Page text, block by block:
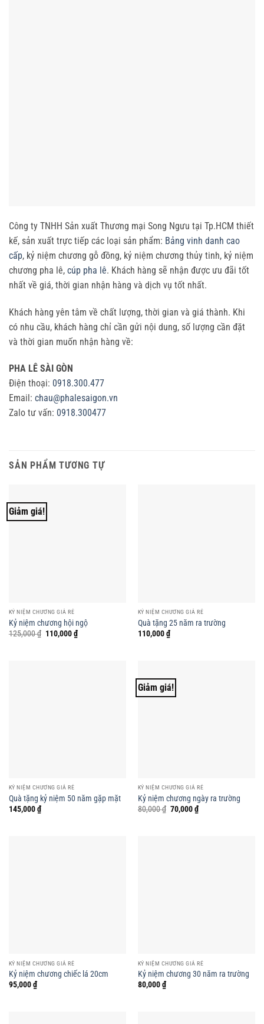
Công ty TNHH Sản xuất Thương mại Song Ngưu tại Tp.HCM thiết
kế, sản xuất trực tiếp các loại sản phẩm: Bảng vinh danh cao
cấp, kỷ niệm chương gỗ đồng, kỷ niệm chương thủy tinh, kỷ niệm
chương pha lê, cúp pha lê. Khách hàng sẽ nhận được ưu đãi tốt
nhất về giá, thời gian nhận hàng và dịch vụ tốt nhất.
Khách hàng yên tâm về chất lượng, thời gian và giá thành. Khi
có nhu cầu, khách hàng chỉ cần gửi nội dung, số lượng cần đặt
và thời gian muốn nhận hàng về:
PHA LÊ SÀI GÒN
Điện thoại: 0918.300.477
Email: chau@phalesaigon.vn
Zalo tư vấn: 0918.300477
SẢN PHẨM TƯƠNG TỰ
Giảm giá!
KỶ NIỆM CHƯƠNG GIÁ RẺ
Kỷ niệm chương hội ngộ
125,000₫ Giá
110,000₫Giá
hiện
KỶ NIỆM CHƯƠNG GIÁ RẺ
Quà tặng 25 năm ra trường
110,000₫
KỶ NIỆM CHƯƠNG GIÁ RẺ
Quà tặng kỷ niệm 50 năm gặp mặt
145,000₫
Giảm giá!
KỶ NIỆM CHƯƠNG GIÁ RẺ
Kỷ niệm chương ngày ra trường
80,000₫ Giá
gốc
70,000₫Giá
hiện
KỶ NIỆM CHƯƠNG GIÁ RẺ
Kỷ niệm chương chiếc lá 20cm
95,000₫
KỶ NIỆM CHƯƠNG GIÁ RẺ
Kỷ niệm chương 30 năm ra trường
80,000₫